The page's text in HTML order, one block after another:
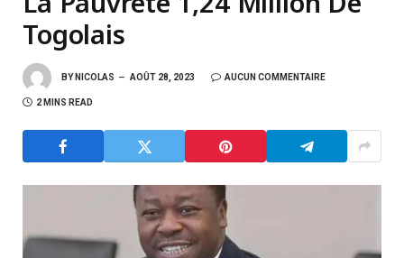
Togolais
BY NICOLAS AOÛT 28, 2023 AUCUN COMMENTAIRE
2 MINS READ